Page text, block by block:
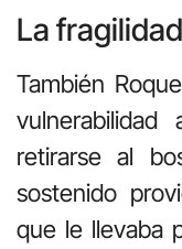
La
También
retirarse al
sostenido
que le llevaba